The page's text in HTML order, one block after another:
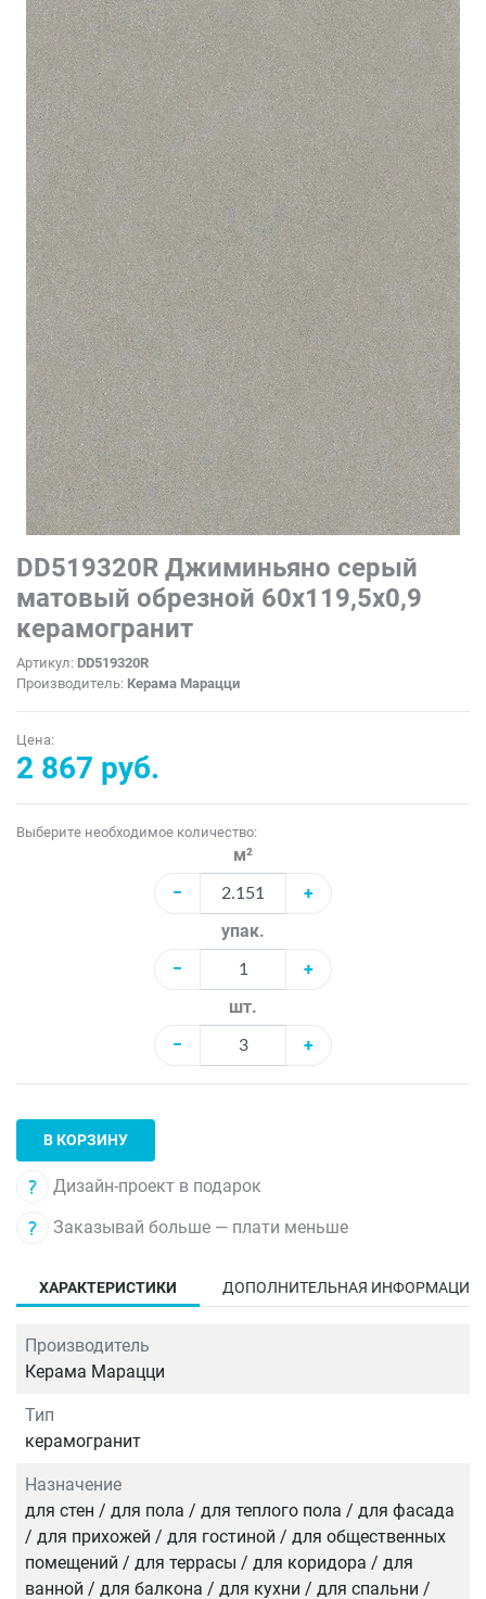
DD519320R Джиминьяно серый
матовый обрезной 60х119,5x0,9
керамогранит
Артикул: DD519320R
Производитель: Керама Марацци
Цена:
2 867 руб.
Выберите необходимое количество:
м²
−
+
упак.
−
+
шт.
−
+
В КОРЗИНУ
Дизайн-проект в подарок
Заказывай больше — плати меньше
ХАРАКТЕРИСТИКИ ДОПОЛНИТЕЛЬНАЯ ИНФОРМАЦИЯ
Производитель
Керама Марацци
Тип
керамогранит
Назначение
для стен / для пола / для теплого пола / для фасада
/ для прихожей / для гостиной / для общественных
помещений / для террасы / для коридора / для
ванной / для балкона / для кухни / для спальни /